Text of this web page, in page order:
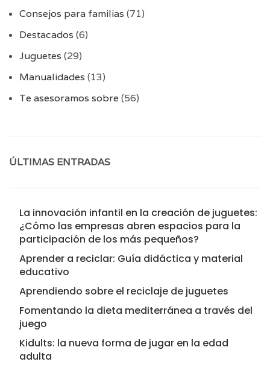
Consejos para familias (71)
Destacados (6)
Juguetes (29)
Manualidades (13)
Te asesoramos sobre (56)
ÚLTIMAS ENTRADAS
La innovación infantil en la creación de juguetes:
¿Cómo las empresas abren espacios para la
participación de los más pequeños?
Aprender a reciclar: Guía didáctica y material
educativo
Aprendiendo sobre el reciclaje de juguetes
Fomentando la dieta mediterránea a través del
juego
Kidults: la nueva forma de jugar en la edad
adulta